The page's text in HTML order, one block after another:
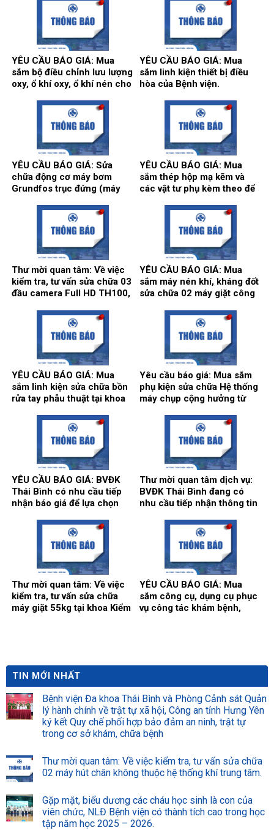
YÊU CẦU BÁO GIÁ: Mua
sắm bộ điều chỉnh lưu lượng
oxy, ổ khí oxy, ổ khí nén cho
YÊU CẦU BÁO GIÁ: Mua
sắm linh kiện thiết bị điều
hòa của Bệnh viện.
YÊU CẦU BÁO GIÁ: Sửa
chữa động cơ máy bơm
Grundfos trục đứng (máy
trục ngang (máy bơm số 3)
tại trạm bơm nước tổng của
Bệnh viện.
YÊU CẦU BÁO GIÁ: Mua
sắm thép hộp mạ kẽm và
các vật tư phụ kèm theo để
làm vách, cửa, điều hòa
thông gió phục vụ hoạt động
theo yêu cầu tại Bệnh viện.
Thư mời quan tâm: Về việc
kiểm tra, tư vấn sửa chữa 03
đầu camera Full HD TH100,
sản xuất: Karl Storz của
khoa Gây mê hồi sức.
YÊU CẦU BÁO GIÁ: Mua
sắm máy nén khí, kháng đốt
sửa chữa 02 máy giặt công
Hãng sx: Shanghai
Qingsheng Washing
Equipment CO., Ltd. tại khoa
Kiểm soát nhiễm khuẩn.
YÊU CẦU BÁO GIÁ: Mua
sắm linh kiện sửa chữa bồn
rửa tay phẫu thuật tại khoa
sức tích cực – Chống độc.
Yêu cầu báo giá: Mua sắm
phụ kiện sửa chữa Hệ thống
máy chụp cộng hưởng từ
Siemens tại Trung tâm
Chẩn đoán hình ảnh và Điện
quang can thiệp.
YÊU CẦU BÁO GIÁ: BVĐK
Thái Bình có nhu cầu tiếp
nhận báo giá để lựa chọn
hoạt động của Nhà thuốc
Bệnh viện bổ sung năm
Thư mời quan tâm dịch vụ:
BVĐK Thái Bình đang có
nhu cầu tiếp nhận thông tin
năng, kỹ thuật, tiêu chuẩn
chất lượng và giá kế hoạch
của gói thầy cung cấp phần
mềm tổng thể Bệnh viện.
Thư mời quan tâm: Về việc
kiểm tra, tư vấn sửa chữa
máy giặt 55kg tại khoa Kiểm
YÊU CẦU BÁO GIÁ: Mua
sắm công cụ, dụng cụ phục
vụ công tác khám bệnh,
TIN MỚI NHẤT
Bệnh viện Đa khoa Thái Bình và Phòng Cảnh sát Quản
lý hành chính về trật tự xã hội, Công an tỉnh Hưng Yên
ký kết Quy chế phối hợp bảo đảm an ninh, trật tự
trong cơ sở khám, chữa bệnh
Thư mời quan tâm: Về việc kiểm tra, tư vấn sửa chữa
02 máy hút chân không thuộc hệ thống khí trung tâm.
Gặp mặt, biểu dương các cháu học sinh là con của
viên chức, NLĐ Bệnh viện có thành tích cao trong học
tập năm học 2025 – 2026.